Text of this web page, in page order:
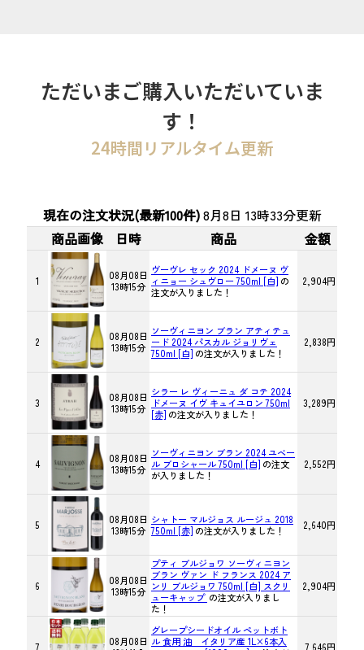
ただいまご購入いただいていま
す！
24時間リアルタイム更新